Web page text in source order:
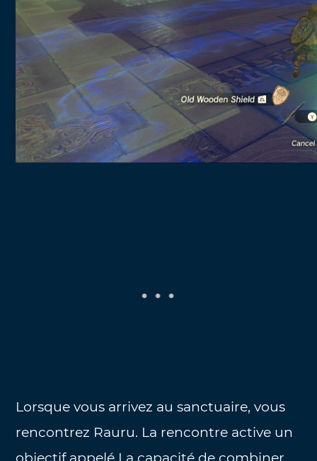
Lorsque vous arrivez au sanctuaire, vous
rencontrez Rauru. La rencontre active un